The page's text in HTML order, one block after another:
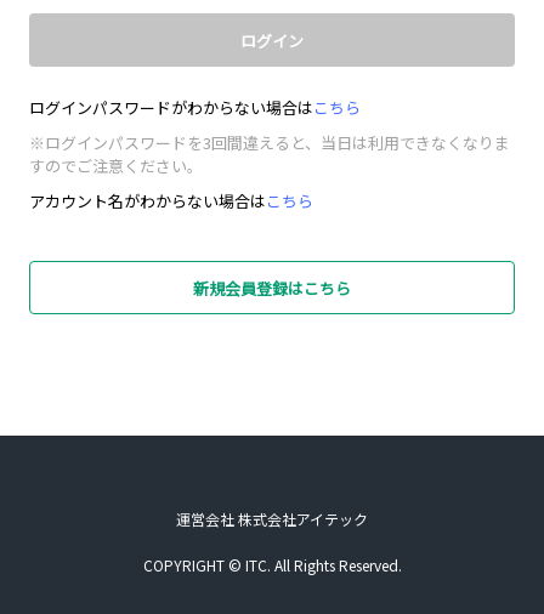
ログイン
ログインパスワードがわからない場合はこちら
※ログインパスワードを3回間違えると、当日は利用できなくなりま
すのでご注意ください。
アカウント名がわからない場合はこちら
新規会員登録はこちら
運営会社 株式会社アイテック
COPYRIGHT © ITC. All Rights Reserved.